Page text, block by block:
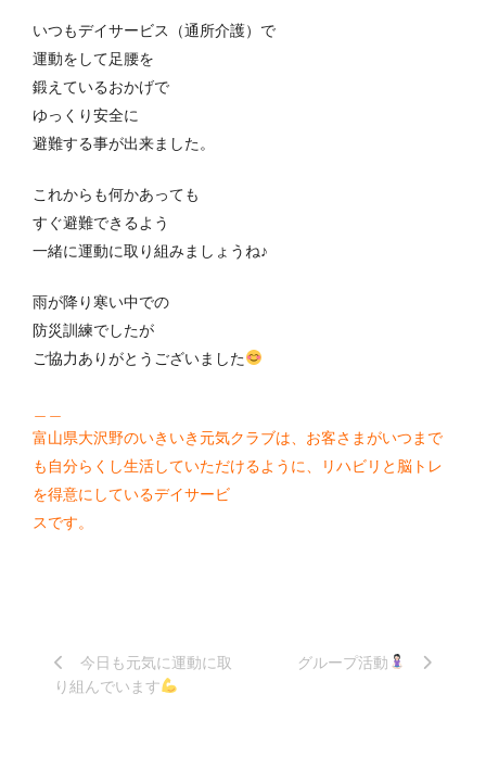
いつもデイサービス（通所介護）で
運動をして足腰を
鍛えているおかげで
ゆっくり安全に
避難する事が出来ました。
これからも何かあっても
すぐ避難できるよう
一緒に運動に取り組みましょうね♪
雨が降り寒い中での
防災訓練でしたが
ご協力ありがとうございました
富山県大沢野のいきいき元気クラブは、お客さまがいつまで
も自分らくし生活していただけるように、リハビリと脳トレ
を得意にしているデイサービ
スです。
今日も元気に運動に取
り組んでいます
グループ活動